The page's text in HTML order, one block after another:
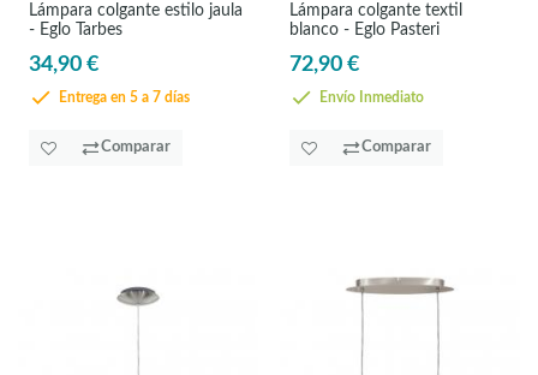
Lámpara colgante estilo jaula
- Eglo Tarbes
34,90 €
Entrega en 5 a 7 días
Comparar
Lámpara colgante textil
blanco - Eglo Pasteri
72,90 €
Envío Inmediato
Comparar